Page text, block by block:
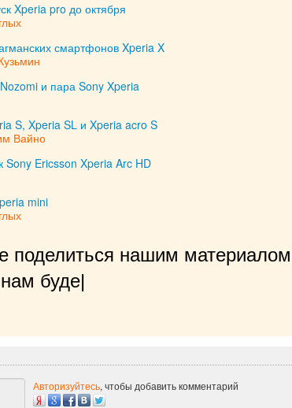
Xperia pro до октября
смартфонов Xperia X
и пара Sony Xperia
S, Xperia SL и Xperia acro S
Вайно
Sony Ericsson Xperia Arc HD
mini
поделиться нашим материалом
будет очень приятн
Авторизуйтесь, чтобы добавить комментарий